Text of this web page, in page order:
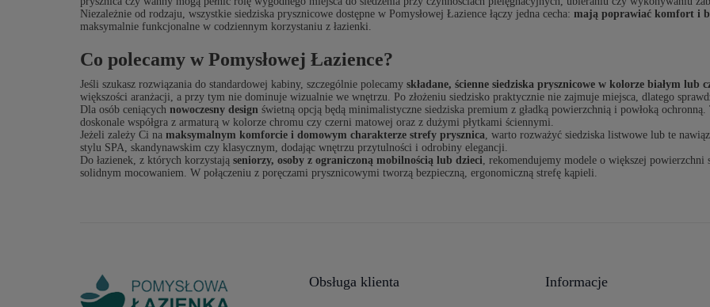
Niezależnie od rodzaju, wszystkie siedziska prysznicowe dostępne w Pomysłowej Łazience łączy jedna cecha: mają poprawiać komfort i
maksymalnie funkcjonalne w codziennym korzystaniu z łazienki.
Co polecamy w Pomysłowej Łazience?
Jeśli szukasz rozwiązania do standardowej kabiny, szczególnie polecamy składane, ścienne siedziska prysznicowe w kolorze białym lub
większości aranżacji, a przy tym nie dominuje wizualnie we wnętrzu. Po złożeniu siedzisko praktycznie nie zajmuje miejsca, dlatego
Dla osób ceniących nowoczesny designświetną opcją będą minimalistyczne siedziska premium z gładką powierzchnią i powłoką
doskonale współgra z armaturą w kolorze chromu czy czerni matowej oraz z dużymi płytkami ściennymi.
Jeżeli zależy Ci na maksymalnym komforcie i domowym charakterze strefy prysznica, warto rozważyć siedziska listwowe lub te
stylu SPA, skandynawskim czy klasycznym, dodając wnętrzu przytulności i odrobiny elegancji.
Do łazienek, z których korzystają seniorzy, osoby z ograniczoną mobilnością lub dzieci, rekomendujemy modele o większej
solidnym mocowaniem. W połączeniu z poręczami prysznicowymi tworzą bezpieczną, ergonomiczną strefę kąpieli.
Obsługa klienta Informacje